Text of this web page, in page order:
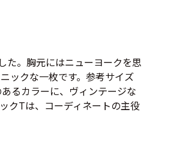
た。胸元にはニューヨークを思
ックな一枚です。参考サイズ
るカラーに、ヴィンテージな
クTは、コーディネートの主役